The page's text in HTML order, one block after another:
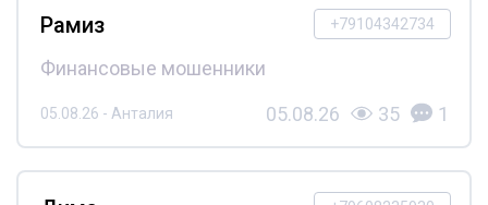
+79104342734
Рамиз
Финансовые мошенники
05.08.26 - Анталия 05.08.26 35 1